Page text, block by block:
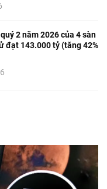
2 năm 2026 của 4 sàn
đạt 143.000 tỷ (tăng 42%